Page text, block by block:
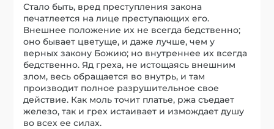
Стало быть, вред преступления закона
печатлеется на лице преступающих его.
Внешнее положение их не всегда бедственно;
оно бывает цветуще, и даже лучше, чем у
верных закону Божию; но внутреннее их всегда
бедственно. Яд греха, не истощаясь внешним
злом, весь обращается во внутрь, и там
производит полное разрушительное свое
действие. Как моль точит платье, ржа съедает
железо, так и грех истаивает и измождает душу
во всех ее силах.